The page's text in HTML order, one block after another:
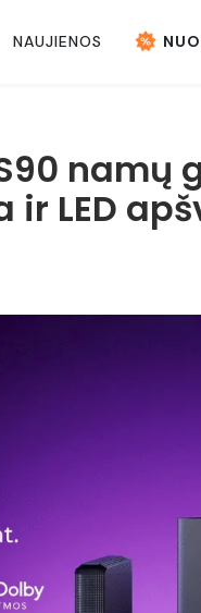
NAUJIENOS
ir LED